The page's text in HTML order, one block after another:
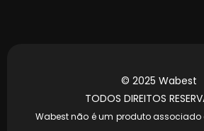
© 2025 Wabest
TODOS DIREITOS
Wabest não é um produto associado